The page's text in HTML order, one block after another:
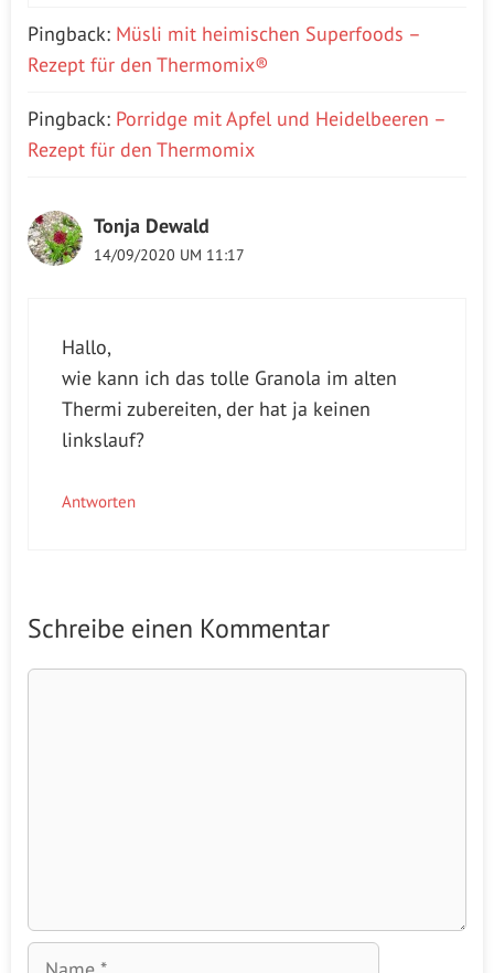
Pingback: Müsli mit heimischen Superfoods –
Rezept für den Thermomix®
Pingback: Porridge mit Apfel und Heidelbeeren –
Rezept für den Thermomix
Tonja Dewald
14/09/2020 UM 11:17
Hallo,
wie kann ich das tolle Granola im alten
Thermi zubereiten, der hat ja keinen
linkslauf?
Antworten
Schreibe einen Kommentar
Name